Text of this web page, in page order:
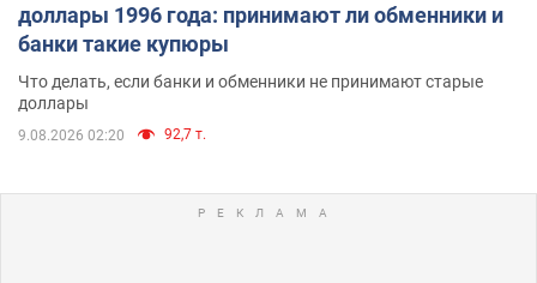
доллары 1996 года: принимают ли обменники и
банки такие купюры
Что делать, если банки и обменники не принимают старые
доллары
9.08.2026 02:20 92,7 т.